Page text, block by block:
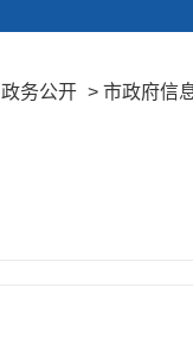
政务公开 > 市政府信